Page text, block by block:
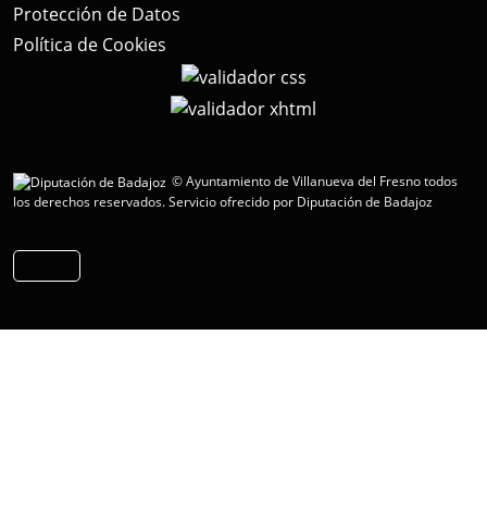
Protección de Datos
Política de Cookies
© Ayuntamiento de Villanueva del Fresno todos
los derechos reservados.Servicio ofrecido por Diputación de Badajoz